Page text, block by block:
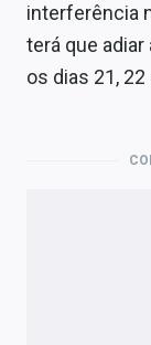
Brasil
Política
interferência
terá que
os dias 21,